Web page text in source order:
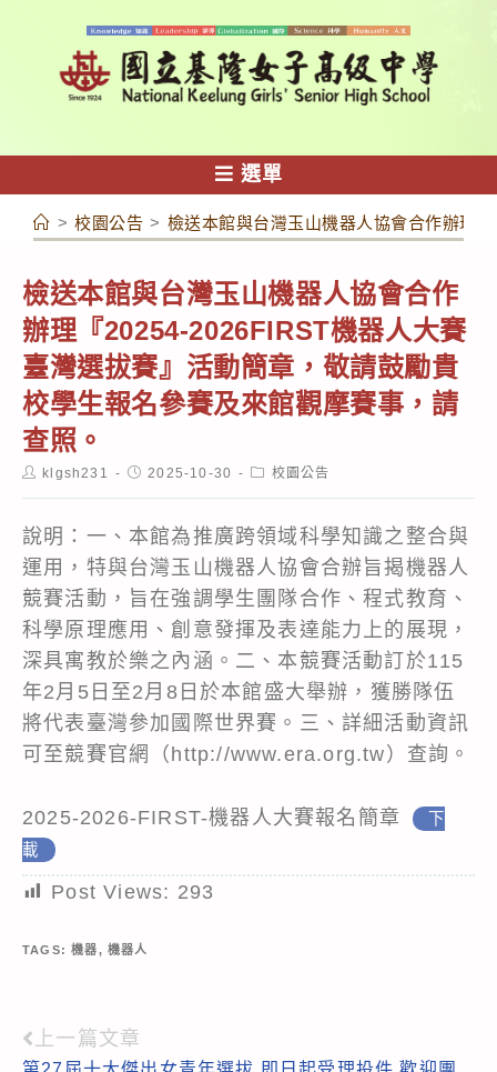
容
選單
> 校園公告 > 檢送本館與台灣玉山機器人協會合作辦理
檢送本館與台灣玉山機器人協會合作
辦理『20254-2026FIRST機器人大賽
臺灣選拔賽』活動簡章，敬請鼓勵貴
校學生報名參賽及來館觀摩賽事，請
查照。
Postklgsh231
Post2025-10-30
Post校園公告
說明：一、本館為推廣跨領域科學知識之整合與
運用，特與台灣玉山機器人協會合辦旨揭機器人
競賽活動，旨在強調學生團隊合作、程式教育、
科學原理應用、創意發揮及表達能力上的展現，
深具寓教於樂之內涵。二、本競賽活動訂於115
年2月5日至2月8日於本館盛大舉辦，獲勝隊伍
將代表臺灣參加國際世界賽。三、詳細活動資訊
可至競賽官網（http://www.era.org.tw）查詢。
2025-2026-FIRST-機器人大賽報名簡章
下
載
Post Views: 293
TAGS:機器, 機器人
Read
上一篇文章